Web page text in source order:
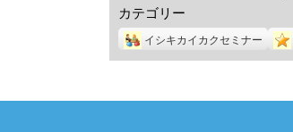
カテゴリー
イシキカイカクセミナー